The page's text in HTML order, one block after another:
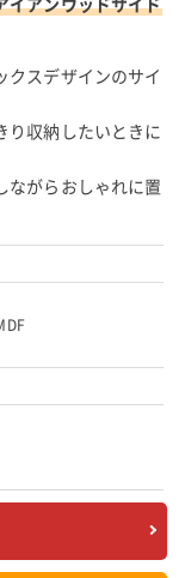
クスデザインのサイ
り収納したいときに
ながらおしゃれに置